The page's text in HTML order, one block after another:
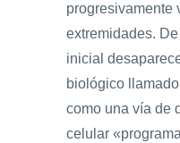
progresivamente
extremidades.
inicial
biológico
como una vía de
celular